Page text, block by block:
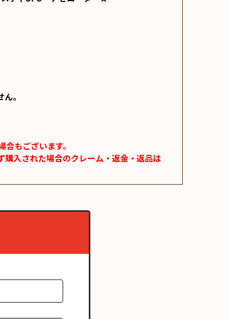
。
もございます。
入された場合のクレーム・返金・返品は